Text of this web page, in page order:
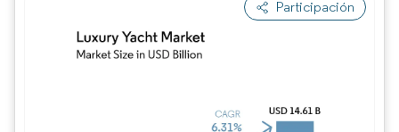
Participación